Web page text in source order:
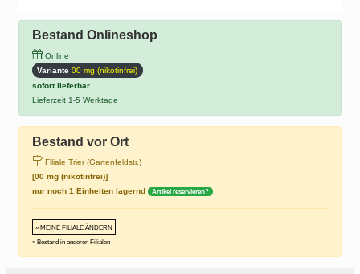
Bestand Onlineshop
Online
Variante00 mg (nikotinfrei)
sofort lieferbar
Lieferzeit 1-5 Werktage
Bestand vor Ort
Filiale Trier (Gartenfeldstr.)
[00 mg (nikotinfrei)]
nur noch 1 Einheiten lagernd
Artikel reservieren?
» MEINE FILIALE ÄNDERN
» Bestand in anderen Filialen